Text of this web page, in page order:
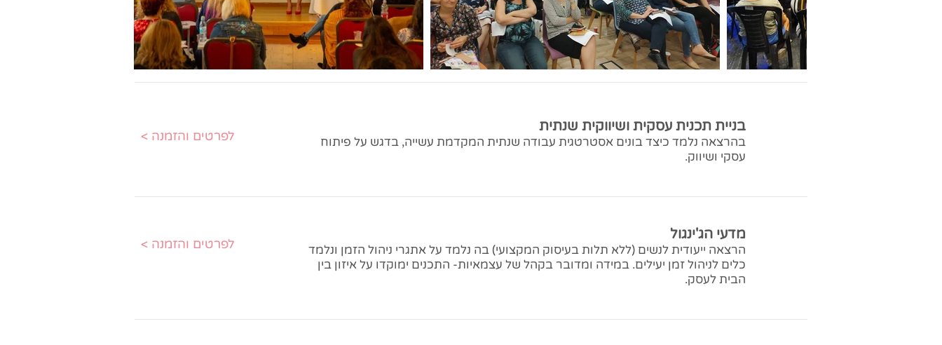
< לפרטים והזמנה
בניית תכנית עסקית ושיווקית שנתית
בהרצאה נלמד כיצד בונים אסטרטגית עבודה שנתית המקדמת עשייה, בדגש על פיתוח
עסקי ושיווק.
< לפרטים והזמנה
מדעי הג'ינגול
הרצאה ייעודית לנשים (ללא תלות בעיסוק המקצועי) בה נלמד על אתגרי ניהול הזמן ונלמד
כלים לניהול זמן יעילים. במידה ומדובר בקהל של עצמאיות- התכנים ימוקדו על איזון בין
הבית לעסק.